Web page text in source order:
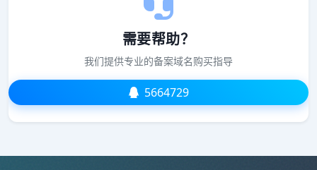
需要帮助？
我们提供专业的备案域名购买指导
5664729